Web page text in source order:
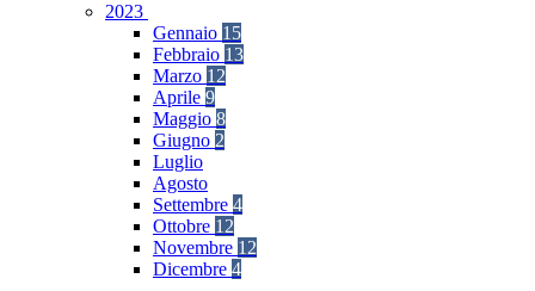
2023
Gennaio 15
Febbraio 13
Marzo 12
Aprile 9
Maggio 8
Giugno 2
Luglio
Agosto
Settembre 4
Ottobre 12
Novembre 12
Dicembre 4